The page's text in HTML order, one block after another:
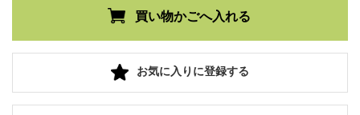
お気に入りに登録する